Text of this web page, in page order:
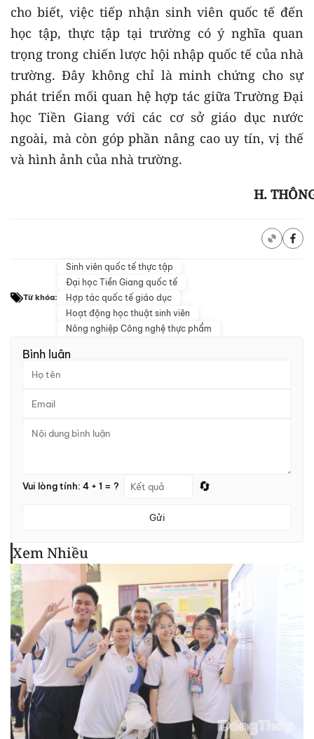
cho biết, việc tiếp nhận sinh viên quốc tế đến
học tập, thực tập tại trường có ý nghĩa quan
trọng trong chiến lược hội nhập quốc tế của nhà
trường. Đây không chỉ là minh chứng cho sự
phát triển mối quan hệ hợp tác giữa Trường Đại
học Tiền Giang với các cơ sở giáo dục nước
ngoài, mà còn góp phần nâng cao uy tín, vị thế
và hình ảnh của nhà trường.
H.
Từ khóa:
Sinh viên quốc tế thực tập
Đại học Tiền Giang quốc tế
Hợp tác quốc tế giáo dục
Hoạt động học thuật sinh viên
Nông nghiệp Công nghệ thực phẩm
Bình luận
Vui lòng tính: 4 + 1 = ? 🔄
Gửi
Xem Nhiều